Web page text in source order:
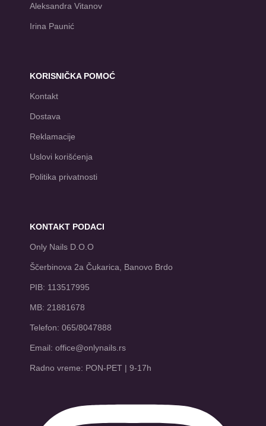
Aleksandra Vitanov
Irina Paunić
KORISNIČKA POMOĆ
Kontakt
Dostava
Reklamacije
Uslovi korišćenja
Politika privatnosti
KONTAKT PODACI
Only Nails D.O.O
Ščerbinova 2a Čukarica, Banovo Brdo
PIB: 113517995
MB: 21881678
Telefon: 065/8047888
Email: office@onlynails.rs
Radno vreme: PON-PET | 9-17h